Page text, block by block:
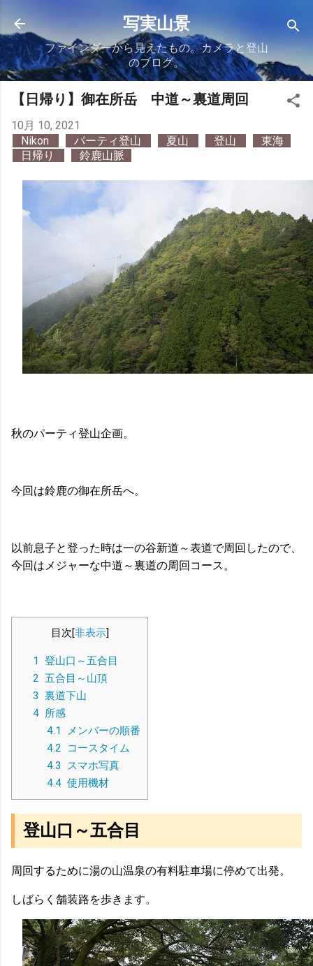
スキップしてメイン コンテンツに移動
写実山景
ファインダーから見えたもの。カメラと登山
のブログ。
【日帰り】御在所岳 中道～裏道周回
10月 10, 2021
Nikon
パーティ登山 夏山 登山
東海
日帰り
鈴鹿山脈
秋のパーティ登山企画。
今回は鈴鹿の御在所岳へ。
以前息子と登った時は一の谷新道～表道で周回したので、
今回はメジャーな中道～裏道の周回コース。
目次[非表示]
1 登山口～五合目
2 五合目～山頂
3 裏道下山
4 所感
4.1
メンバーの順番
4.2
コースタイム
4.3
スマホ写真
4.4 使用機材
登山口～五合目
周回するために湯の山温泉の有料駐車場に停めて出発。
しばらく舗装路を歩きます。